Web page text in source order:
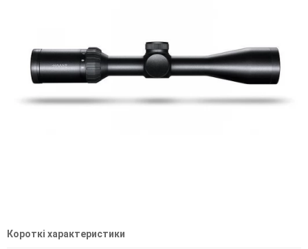
Короткі характеристики